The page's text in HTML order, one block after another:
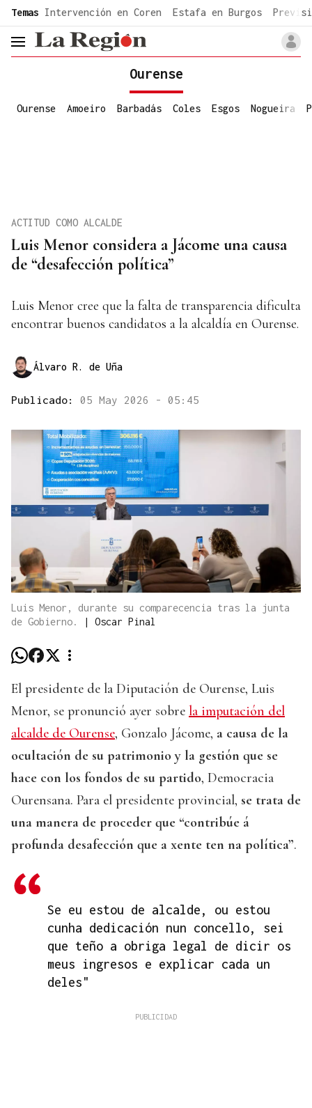
common.go-to-content
Temas Intervención en Coren Estafa en Burgos
header.menu.open
Ourense
Ourense Amoeiro Barbadás Coles Esgos Nogueira
Luis Menor considera a Jácome una causa
de “desafección política”
ACTITUD COMO ALCALDE
Luis Menor cree que la falta de transparencia dificulta
encontrar buenos candidatos a la alcaldía en Ourense.
Álvaro R. de Uña
Publicado: 05 May 2026 - 05:45
Luis Menor, durante su comparecencia tras la junta
de Gobierno.
| Oscar Pinal
El presidente de la Diputación de Ourense, Luis
Menor, se pronunció ayer sobre la imputación del
alcalde de Ourense, Gonzalo Jácome, a causa de la
ocultación de su patrimonio y la gestión que se
hace con los fondos de su partido, Democracia
Ourensana. Para el presidente provincial, se trata de
una manera de proceder que “contribúe á
profunda desafección que a xente ten na política”.
Se eu estou de alcalde, ou estou
cunha dedicación nun concello, sei
que teño a obriga legal de dicir os
meus ingresos e explicar cada un
deles"